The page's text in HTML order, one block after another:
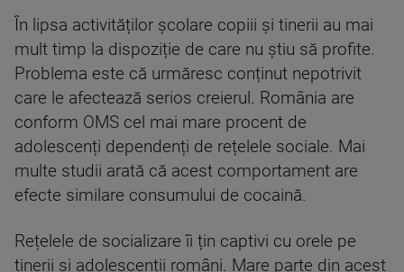
În lipsa activităților școlare copiii și tinerii au mai
mult timp la dispoziție de care nu știu să profite.
Problema este că urmăresc conținut nepotrivit
care le afectează serios creierul. România are
conform OMS cel mai mare procent de
adolescenți dependenți de rețelele sociale. Mai
multe studii arată că acest comportament are
efecte similare consumului de cocaină.
Rețelele de socializare îi țin captivi cu orele pe
tinerii și adolescenții români. Mare parte din acest